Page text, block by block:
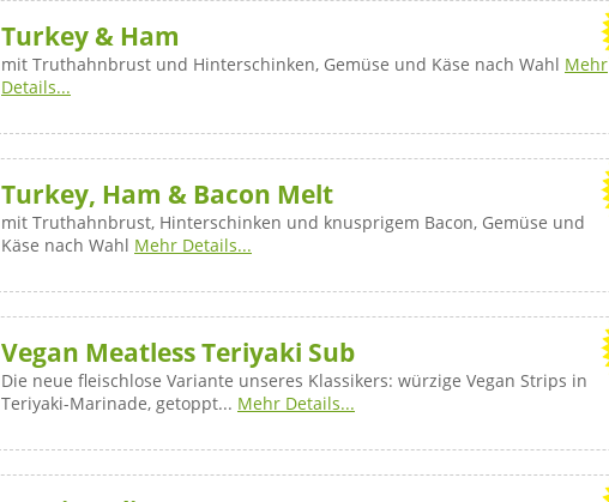
Turkey & Ham
mit Truthahnbrust und Hinterschinken, Gemüse und Käse nach Wahl Mehr
Details...
Turkey, Ham & Bacon Melt
mit Truthahnbrust, Hinterschinken und knusprigem Bacon, Gemüse und
Käse nach Wahl Mehr Details...
Vegan Meatless Teriyaki Sub
Die neue fleischlose Variante unseres Klassikers: würzige Vegan Strips in
Teriyaki-Marinade, getoppt... Mehr Details...